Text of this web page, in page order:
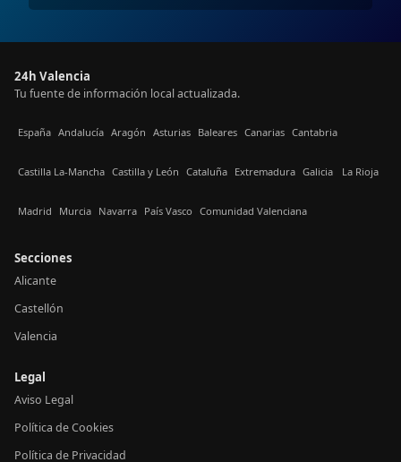
24h Valencia
Tu fuente de información local actualizada.
España Andalucía Aragón Asturias Baleares Canarias Cantabria
Castilla La-Mancha Castilla y León Cataluña Extremadura Galicia La Rioja
Madrid Murcia Navarra País Vasco Comunidad Valenciana
Secciones
Alicante
Castellón
Valencia
Legal
Aviso Legal
Política de Cookies
Política de Privacidad